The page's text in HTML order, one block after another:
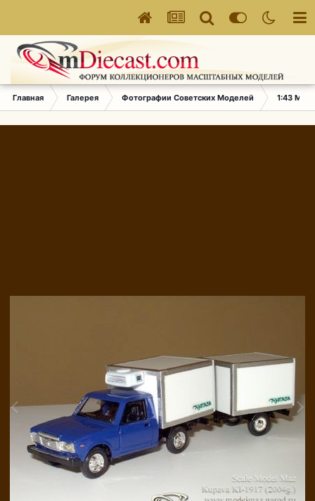
Главная Галерея Фотографии Советских Моделей 1:43